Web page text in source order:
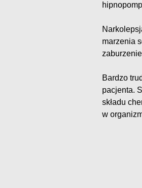
marzenia
Bardzo
pacjenta.
składu
w